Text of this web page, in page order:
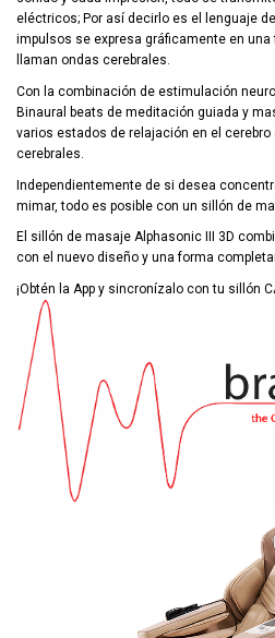
eléctricos; Por así decirlo es el lenguaje
impulsos se expresa gráficamente en una
llaman ondas cerebrales.
Con la combinación de estimulación
Binaural beats de meditación guiada y
varios estados de relajación en el
cerebrales.
Independientemente de si desea
mimar, todo es posible con un sillón de
El sillón de masaje Alphasonic III 3D
con el nuevo diseño y una forma
¡Obtén la App y sincronízalo con tu sillón